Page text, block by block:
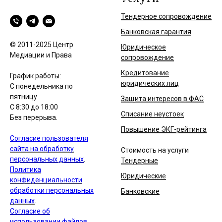
© 2011-2025 Центр
Медиации и Права
График работы:
С понедельника по
пятницу
С 8:30 до 18:00
Без перерыва.
Согласие пользователя
сайта на обработку
персональных данных
Политика
конфиденциальности
обработки персональных
данных
Согласие об
Тендерное сопровождение
Банковская гарантия
Юридическое
сопровождение
Кредитование
юридических лиц
Защита интересов в ФАС
Списание неустоек
Повышение ЭКГ-рейтинга
Стоимость на услуги
Тендерные
Юридические
Банковские